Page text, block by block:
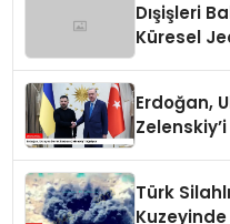
Dışişleri
Küresel
Erdoğan,
Zelenskiy’i
Türk